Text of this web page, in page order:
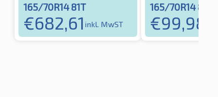
165/70R14 81T
€682,61 inkl. MwST
165/70R14 81T
€99,98